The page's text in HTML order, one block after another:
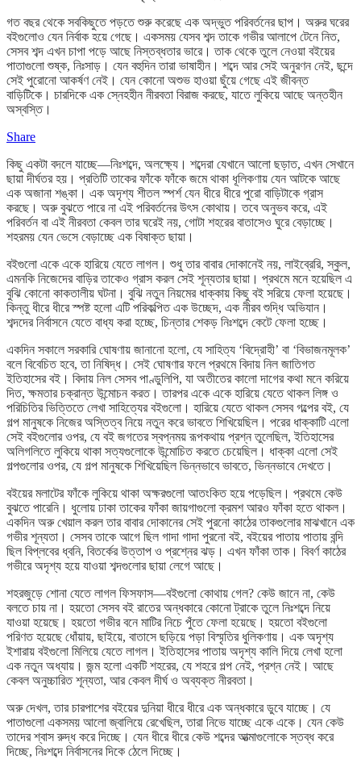
গত বছর থেকে সবকিছুতে পড়তে শুরু করেছে এক অদ্ভুত পরিবর্তনের ছাপ। অরুর ঘরের
বইগুলোও যেন নির্বাক হয়ে গেছে। একসময় যেসব শব্দ তাকে গভীর আলাপে টেনে নিত,
সেসব শব্দ এখন চাপা পড়ে আছে নিস্তব্ধতার ভারে। তাক থেকে তুলে নেওয়া বইয়ের
পাতাগুলো শুষ্ক, নিঃসাড়। যেন বহুদিন তারা ভাষাহীন। শব্দে আর সেই অনুরণন নেই, ছন্দে
সেই পুরোনো আকর্ষণ নেই। যেন কোনো অশুভ হাওয়া ছুঁয়ে গেছে এই জীবন্ত
বাড়িটিকে। চারদিকে এক স্নেহহীন নীরবতা বিরাজ করছে, যাতে লুকিয়ে আছে অন্তহীন
অস্বস্তি।
Share
কিছু একটা বদলে যাচ্ছে—নিঃশব্দে, অলক্ষ্যে। শব্দেরা যেখানে আলো ছড়াত, এখন সেখানে
ছায়া দীর্ঘতর হয়। প্রতিটি তাকের ফাঁকে ফাঁকে জমে থাকা ধূলিকণায় যেন আটকে আছে
এক অজানা শঙ্কা। এক অদৃশ্য শীতল স্পর্শ যেন ধীরে ধীরে পুরো বাড়িটাকে গ্রাস
করছে। অরু বুঝতে পারে না এই পরিবর্তনের উৎস কোথায়। তবে অনুভব করে, এই
পরিবর্তন বা এই নীরবতা কেবল তার ঘরেই নয়, গোটা শহরের বাতাসেও ঘুরে বেড়াচ্ছে।
শহরময় যেন ভেসে বেড়াচ্ছে এক বিষাক্ত ছায়া।
বইগুলো একে একে হারিয়ে যেতে লাগল। শুধু তার বাবার দোকানেই নয়, লাইব্রেরি, স্কুল,
এমনকি নিজেদের বাড়ির তাকেও গ্রাস করল সেই শূন্যতার ছায়া। প্রথমে মনে হয়েছিল এ
বুঝি কোনো কাকতালীয় ঘটনা। বুঝি নতুন নিয়মের ধাক্কায় কিছু বই সরিয়ে ফেলা হয়েছে।
কিন্তু ধীরে ধীরে স্পষ্ট হলো এটি পরিকল্পিত এক উচ্ছেদ, এক নীরব শুদ্ধি অভিযান।
শব্দদের নির্বাসনে যেতে বাধ্য করা হচ্ছে, চিন্তার শেকড় নিঃশব্দে কেটে ফেলা হচ্ছে।
একদিন সকালে সরকারি ঘোষণায় জানানো হলো, যে সাহিত্য ‘বিদ্রোহী’ বা ‘বিভাজনমূলক’
বলে বিবেচিত হবে, তা নিষিদ্ধ। সেই ঘোষণার ফলে প্রথমে বিদায় নিল জাতিগত
ইতিহাসের বই। বিদায় নিল সেসব পাণ্ডুলিপি, যা অতীতের কালো দাগের কথা মনে করিয়ে
দিত, ক্ষমতার চক্রান্ত উন্মোচন করত। তারপর একে একে হারিয়ে যেতে থাকল লিঙ্গ ও
পরিচিতির ভিত্তিতে লেখা সাহিত্যের বইগুলো। হারিয়ে যেতে থাকল সেসব গল্পের বই, যে
গল্প মানুষকে নিজের অস্তিত্ব নিয়ে নতুন করে ভাবতে শিখিয়েছিল। পরের ধাক্কাটি এলো
সেই বইগুলোর ওপর, যে বই জগতের স্বপ্নময় রূপকথায় প্রশ্ন তুলেছিল, ইতিহাসের
অলিগলিতে লুকিয়ে থাকা সত্যগুলোকে উন্মোচিত করতে চেয়েছিল। ধাক্কা এলো সেই
গল্পগুলোর ওপর, যে গল্প মানুষকে শিখিয়েছিল ভিন্নভাবে ভাবতে, ভিন্নভাবে দেখতে।
বইয়ের মলাটের ফাঁকে লুকিয়ে থাকা অক্ষরগুলো আতংকিত হয়ে পড়েছিল। প্রথমে কেউ
বুঝতে পারেনি। ধুলোয় ঢাকা তাকের ফাঁকা জায়গাগুলো ক্রমশ আরও ফাঁকা হতে থাকল।
একদিন অরু খেয়াল করল তার বাবার দোকানের সেই পুরনো কাঠের তাকগুলোর মাঝখানে এক
গভীর শূন্যতা। সেসব তাকে আগে ছিল গাদা গাদা পুরনো বই, বইয়ের পাতায় পাতায় বন্দি
ছিল বিপ্লবের ধ্বনি, বিতর্কের উত্তাপ ও প্রশ্নের ঝড়। এখন ফাঁকা তাক। বিবর্ণ কাঠের
গভীরে অদৃশ্য হয়ে যাওয়া শব্দগুলোর ছায়া লেগে আছে।
শহরজুড়ে শোনা যেতে লাগল ফিসফাস—বইগুলো কোথায় গেল? কেউ জানে না, কেউ
বলতে চায় না। হয়তো সেসব বই রাতের অন্ধকারে কোনো ট্রাকে তুলে নিঃশব্দে নিয়ে
যাওয়া হয়েছে। হয়তো গভীর বনে মাটির নিচে পুঁতে ফেলা হয়েছে। হয়তো বইগুলো
পরিণত হয়েছে ধোঁয়ায়, ছাইয়ে, বাতাসে ছড়িয়ে পড়া বিস্মৃতির ধুলিকণায়। এক অদৃশ্য
ইশারায় বইগুলো মিলিয়ে যেতে লাগল। ইতিহাসের পাতায় অদৃশ্য কালি দিয়ে লেখা হলো
এক নতুন অধ্যায়। জন্ম হলো একটি শহরের, যে শহরে গল্প নেই, প্রশ্ন নেই। আছে
কেবল অনুচ্চারিত শূন্যতা, আর কেবল দীর্ঘ ও অব্যক্ত নীরবতা।
অরু দেখল, তার চারপাশের বইয়ের দুনিয়া ধীরে ধীরে এক অন্ধকারে ডুবে যাচ্ছে। যে
পাতাগুলো একসময় আলো জ্বালিয়ে রেখেছিল, তারা নিভে যাচ্ছে একে একে। যেন কেউ
তাদের শ্বাস রুদ্ধ করে দিচ্ছে। যেন ধীরে ধীরে কেউ শব্দের আত্মাগুলোকে স্তব্ধ করে
দিচ্ছে, নিঃশব্দে নির্বাসনের দিকে ঠেলে দিচ্ছে।